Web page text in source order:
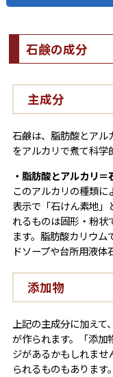
石鹸の成分
主成分
石鹸は、脂肪酸とアル
をアルカリで煮て科学
・脂肪酸とアルカリ
このアルカリの種類
表示で「石けん素地」
れるものは固形・粉状
ます。脂肪酸カリウム
ドソープや台所用液体
添加物
上記の主成分に加えて
が作られます。「添加
ジがあるかもしれま
られるものもあります。